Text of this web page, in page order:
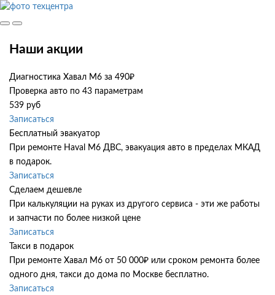
Наши акции
Диагностика Хавал М6 за 490₽
Проверка авто по 43 параметрам
539 руб
Записаться
Бесплатный эвакуатор
При ремонте Haval M6 ДВС, эвакуация авто в пределах МКАД
в подарок.
Записаться
Сделаем дешевле
При калькуляции на руках из другого сервиса - эти же работы
и запчасти по более низкой цене
Записаться
Такси в подарок
При ремонте Хавал М6 от 50 000₽ или сроком ремонта более
одного дня, такси до дома по Москве бесплатно.
Записаться